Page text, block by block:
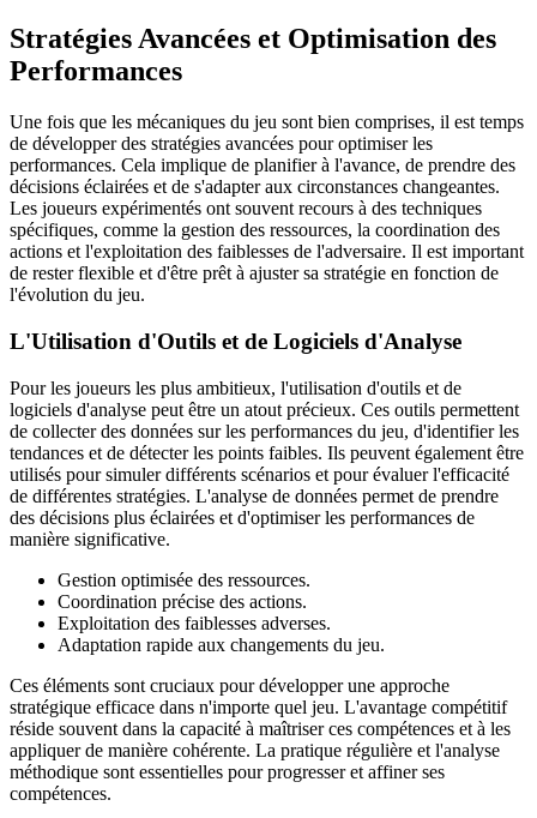
Stratégies Avancées et Optimisation des
Performances
Une fois que les mécaniques du jeu sont bien comprises, il est temps
de développer des stratégies avancées pour optimiser les
performances. Cela implique de planifier à l'avance, de prendre des
décisions éclairées et de s'adapter aux circonstances changeantes.
Les joueurs expérimentés ont souvent recours à des techniques
spécifiques, comme la gestion des ressources, la coordination des
actions et l'exploitation des faiblesses de l'adversaire. Il est important
de rester flexible et d'être prêt à ajuster sa stratégie en fonction de
l'évolution du jeu.
L'Utilisation d'Outils et de Logiciels d'Analyse
Pour les joueurs les plus ambitieux, l'utilisation d'outils et de
logiciels d'analyse peut être un atout précieux. Ces outils permettent
de collecter des données sur les performances du jeu, d'identifier les
tendances et de détecter les points faibles. Ils peuvent également être
utilisés pour simuler différents scénarios et pour évaluer l'efficacité
de différentes stratégies. L'analyse de données permet de prendre
des décisions plus éclairées et d'optimiser les performances de
manière significative.
Gestion optimisée des ressources.
Coordination précise des actions.
Exploitation des faiblesses adverses.
Adaptation rapide aux changements du jeu.
Ces éléments sont cruciaux pour développer une approche
stratégique efficace dans n'importe quel jeu. L'avantage compétitif
réside souvent dans la capacité à maîtriser ces compétences et à les
appliquer de manière cohérente. La pratique régulière et l'analyse
méthodique sont essentielles pour progresser et affiner ses
compétences.